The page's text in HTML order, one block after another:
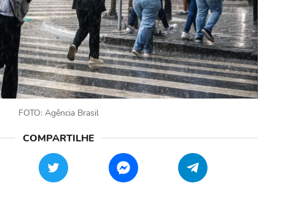
FOTO: Agência Brasil